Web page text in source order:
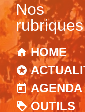
Nos
rubriques
HOME
AGENDA
OUTILS